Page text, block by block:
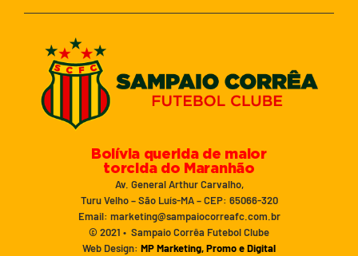
Bolívia querida de maior
torcida do Maranhão
Av. General Arthur Carvalho,
Turu Velho – São Luís-MA – CEP: 65066-320
Email: marketing@sampaiocorreafc.com.br
© 2021 • Sampaio Corrêa Futebol Clube
Web Design: MP Marketing, Promo e Digital